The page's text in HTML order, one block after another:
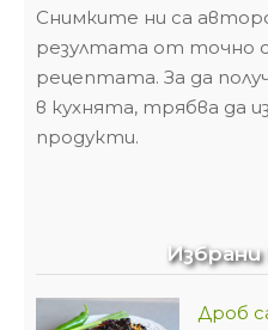
Снимките ни са
резултата от точно
рецептата. За да
в кухнята, трябва да
продукти.
Дроб